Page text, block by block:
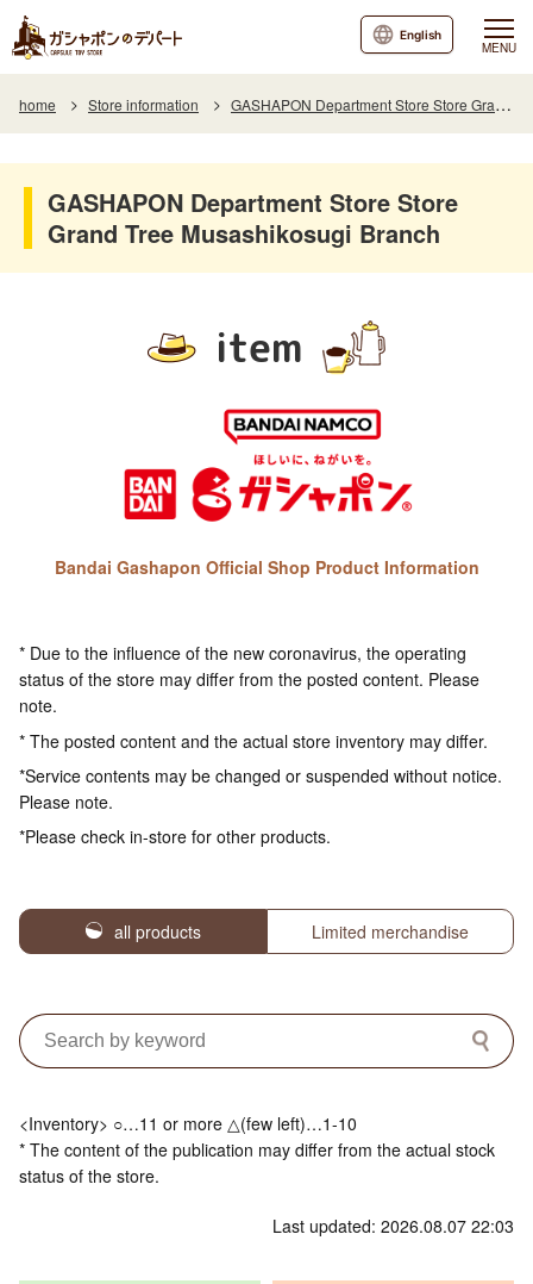
MENU
English
home Store information GASHAPON Department Store Store Grand Tree Musashikosugi Branch
GASHAPON Department Store Store
Grand Tree Musashikosugi Branch
item
Bandai Gashapon Official Shop Product Information
* Due to the influence of the new coronavirus, the operating
status of the store may differ from the posted content. Please
note.
* The posted content and the actual store inventory may differ.
*Service contents may be changed or suspended without notice.
Please note.
*Please check in-store for other products.
all products Limited merchandise
<Inventory> ○…11 or more △(few left)…1-10
* The content of the publication may differ from the actual stock
status of the store.
Last updated: 2026.08.07 22:03